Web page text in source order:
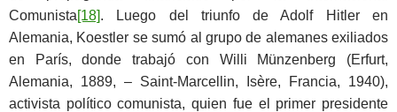
Comunista[18]. Luego del triunfo de Adolf Hitler en
Alemania, Koestler se sumó al grupo de alemanes exiliados
en París, donde trabajó con Willi Münzenberg (Erfurt,
Alemania, 1889, – Saint-Marcellin, Isère, Francia, 1940),
activista político comunista, quien fue el primer presidente